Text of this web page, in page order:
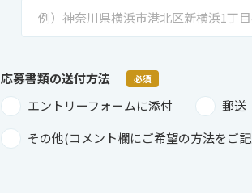
応募書類の送付方法 必須
エントリーフォームに添付
郵送
その他(コメント欄にご希望の方法をご